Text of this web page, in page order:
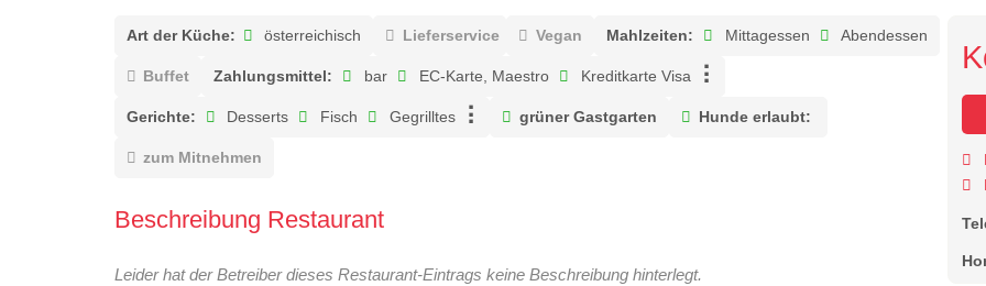
Art der Küche: österreichisch Lieferservice Vegan Mahlzeiten: Mittagessen Abendessen
Buffet Zahlungsmittel: bar EC-Karte, Maestro Kreditkarte Visa
Gerichte: Desserts Fisch Gegrilltes grüner Gastgarten Hunde erlaubt:
zum Mitnehmen
Beschreibung Restaurant
Leider hat der Betreiber dieses Restaurant-Eintrags keine Beschreibung hinterlegt.